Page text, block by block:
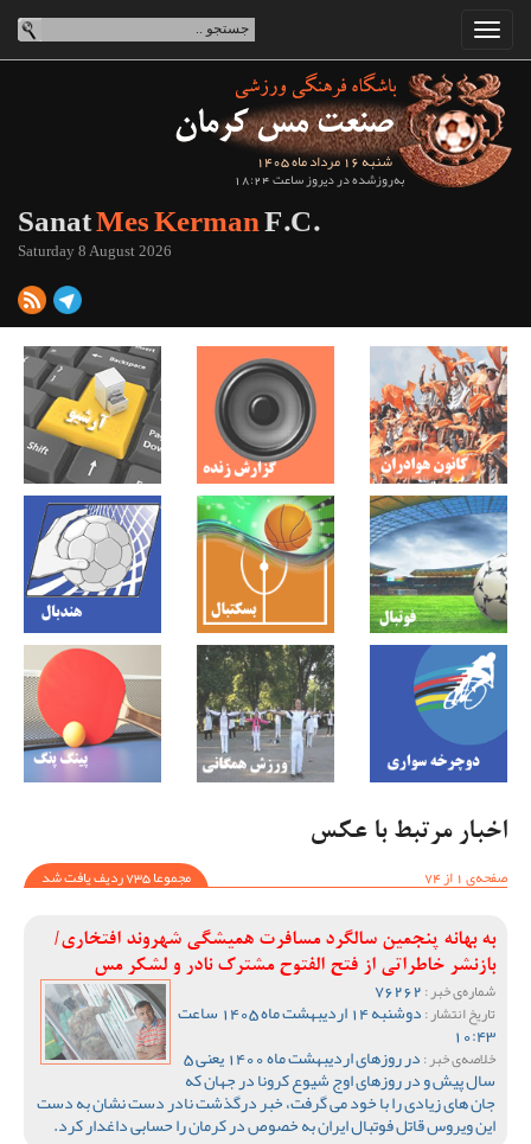
شنبه 16 مرداد ماه 1405
به‌روزشده در دیروز ساعت 18:24
SanatMes KermanF.C.
Saturday 8 August 2026
اخبار مرتبط با عکس
صفحه‌ی 1 از 74
مجموعا 735 ردیف یافت شد
به بهانه پنجمین سالگرد مسافرت همیشگی شهروند افتخاری/
بازنشر خاطراتی از فتح الفتوح مشترک نادر و لشکر مس
شماره‌ی خبر :
تاریخ انتشار : دوشنبه 14 اردیبهشت ماه 1405 ساعت
10:43
خلاصه‌ی خبر : در روزهای اردیبهشت ماه 1400 یعنی 5
سال پیش و در روزهای اوج شیوع کرونا در جهان که
جان های زیادی را با خود می گرفت، خبر درگذشت نادر دست نشان به دست
این ویروس قاتل فوتبال ایران به خصوص در کرمان را حسابی داغدار کرد.